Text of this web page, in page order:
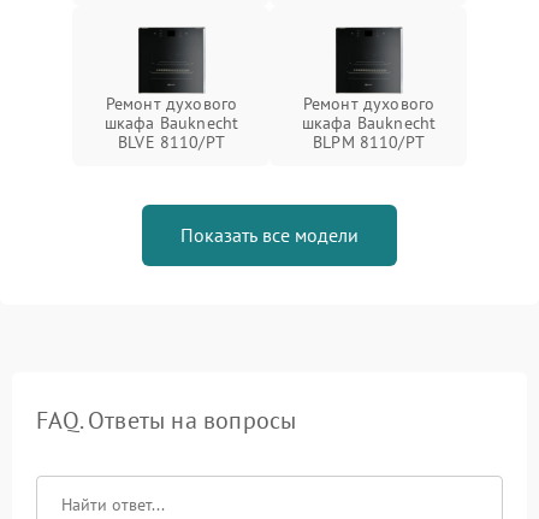
Ремонт духового
шкафа Bauknecht
BLVE 8110/PT
Ремонт духового
шкафа Bauknecht
BLPM 8110/PT
Показать все модели
FAQ. Ответы на вопросы